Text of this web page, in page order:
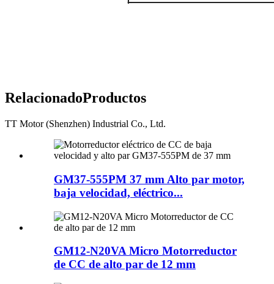
RelacionadoProductos
TT Motor (Shenzhen) Industrial Co., Ltd.
GM37-555PM 37 mm Alto par motor,
baja velocidad, eléctrico...
GM12-N20VA Micro Motorreductor
de CC de alto par de 12 mm